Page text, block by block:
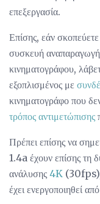
επεξεργασία.
Επίσης, εάν
συσκευή
κινηματογράφου,
εξοπλισμένος με
κινηματογράφο που
τρόπος αντιμετώπισης
Πρέπει επίσης να
1.4a έχουν επίσης τη
ανάλυσης 4K (30fps),
έχει ενεργοποιηθεί